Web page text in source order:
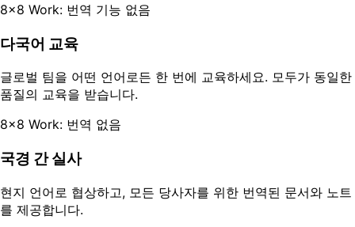
8x8 Work: 번역 기능 없음
다국어 교육
글로벌 팀을 어떤 언어로든 한 번에 교육하세요. 모두가 동일한
품질의 교육을 받습니다.
8x8 Work: 번역 없음
국경 간 실사
현지 언어로 협상하고, 모든 당사자를 위한 번역된 문서와 노트
를 제공합니다.